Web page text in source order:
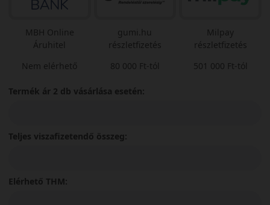
MBH Online
Áruhitel
Nem elérhető
gumi.hu
részletfizetés
80 000 Ft-tól
Milpay
részletfizetés
501 000 Ft-tól
Termék ár 2 db vásárlása esetén:
Teljes viszafizetendő összeg:
Elérhető THM: